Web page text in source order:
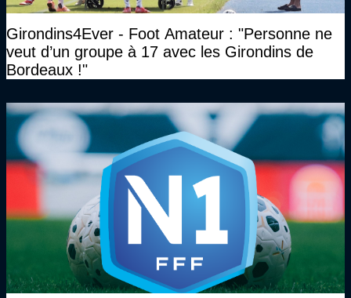
Girondins4Ever - Foot Amateur : "Personne ne
veut d’un groupe à 17 avec les Girondins de
Bordeaux !"